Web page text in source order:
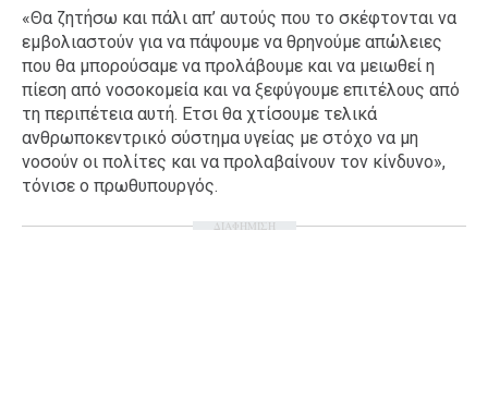
Σπίτι
Family
Σχέσεις
AGENDA
«Θα ζητήσω και πάλι απ’ αυτούς που το σκέφτονται να
εμβολιαστούν για να πάψουμε να θρηνούμε απώλειες
που θα μπορούσαμε να προλάβουμε και να μειωθεί η
πίεση από νοσοκομεία και να ξεφύγουμε επιτέλους από
τη περιπέτεια αυτή. Ετσι θα χτίσουμε τελικά
ανθρωποκεντρικό σύστημα υγείας με στόχο να μη
νοσούν οι πολίτες και να προλαβαίνουν τον κίνδυνο»,
τόνισε ο πρωθυπουργός.
ΔΙΑΦΗΜΙΣΗ